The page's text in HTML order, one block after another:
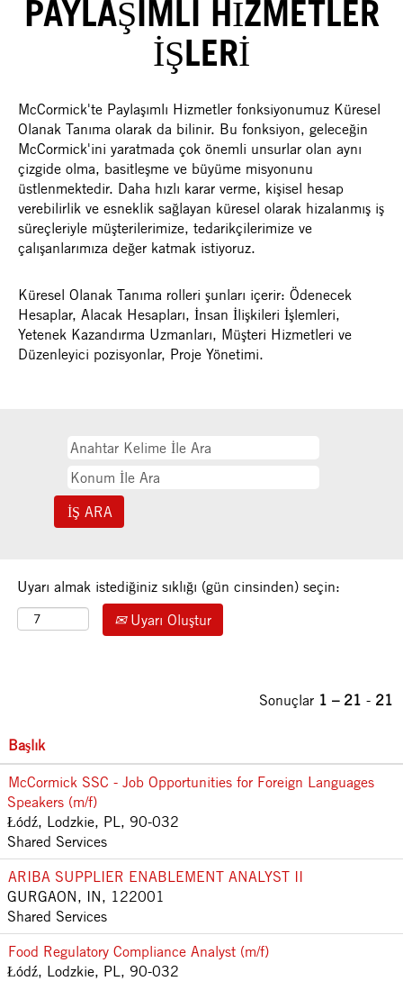
PAYLAŞIMLI HİZMETLER
İŞLERİ
McCormick'te Paylaşımlı Hizmetler fonksiyonumuz Küresel
Olanak Tanıma olarak da bilinir. Bu fonksiyon, geleceğin
McCormick'ini yaratmada çok önemli unsurlar olan aynı
çizgide olma, basitleşme ve büyüme misyonunu
üstlenmektedir. Daha hızlı karar verme, kişisel hesap
verebilirlik ve esneklik sağlayan küresel olarak hizalanmış iş
süreçleriyle müşterilerimize, tedarikçilerimize ve
çalışanlarımıza değer katmak istiyoruz.
Küresel Olanak Tanıma rolleri şunları içerir: Ödenecek
Hesaplar, Alacak Hesapları, İnsan İlişkileri İşlemleri,
Yetenek Kazandırma Uzmanları, Müşteri Hizmetleri ve
Düzenleyici pozisyonlar, Proje Yönetimi.
Uyarı almak istediğiniz sıklığı (gün cinsinden) seçin:
Uyarı Oluştur
Sonuçlar 1 – 21 - 21
Başlık
McCormick SSC - Job Opportunities for Foreign Languages
Speakers (m/f)
Łódź, Lodzkie, PL, 90-032
Shared Services
ARIBA SUPPLIER ENABLEMENT ANALYST II
GURGAON, IN, 122001
Shared Services
Food Regulatory Compliance Analyst (m/f)
Łódź, Lodzkie, PL, 90-032